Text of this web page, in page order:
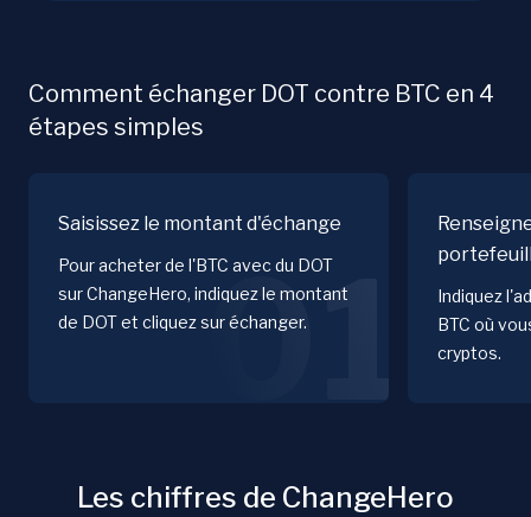
Comment échanger DOT contre BTC en 4
étapes simples
Saisissez le montant d'échange
Pour acheter de l'BTC avec du DOT
sur ChangeHero, indiquez le montant
de DOT et cliquez sur échanger.
01
Indiquez
BTC où
cryptos.
Les chiffres de ChangeHero